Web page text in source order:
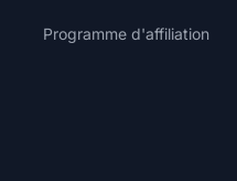
Programme d'affiliation